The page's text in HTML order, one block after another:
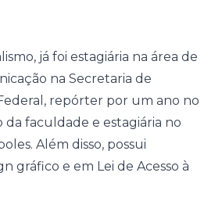
já foi estagiária na área de
na Secretaria de
repórter por um ano no
faculdade e estagiária no
Além disso, possui
gráfico e em Lei de Acesso à